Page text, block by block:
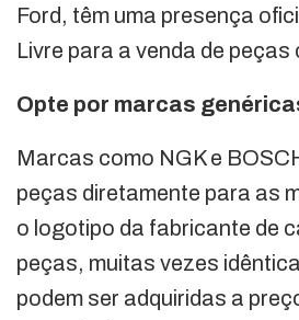
Ford, têm uma presença
Livre para a venda de peças
Opte por marcas
Marcas como NGK e
peças diretamente para as
o logotipo da fabricante de
peças, muitas vezes
podem ser adquiridas a